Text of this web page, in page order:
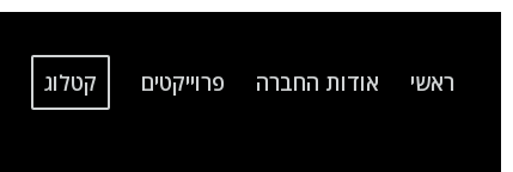
ראשי אודות החברה פרוייקטים קטלוג